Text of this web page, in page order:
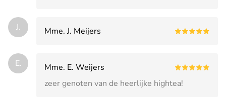
J. Mme. J. Meijers
E.
Mme. E. Weijers
zeer genoten van de heerlijke hightea!